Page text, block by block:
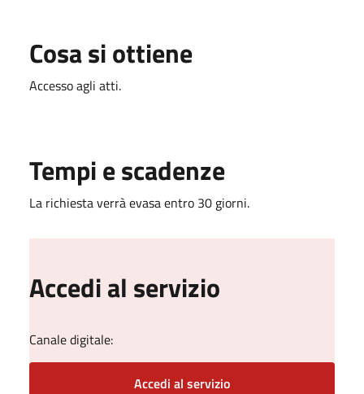
Cosa si ottiene
Accesso agli atti.
Tempi e scadenze
La richiesta verrà evasa entro 30 giorni.
Accedi al servizio
Canale digitale:
Accedi al servizio